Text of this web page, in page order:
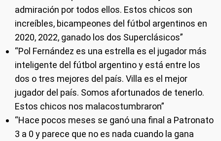
admiración por todos ellos. Estos chicos son
increíbles, bicampeones del fútbol argentinos en
2020, 2022, ganado los dos Superclásicos”
“Pol Fernández es una estrella es el jugador más
inteligente del fútbol argentino y está entre los
dos o tres mejores del país. Villa es el mejor
jugador del país. Somos afortunados de tenerlo.
Estos chicos nos malacostumbraron”
“Hace pocos meses se ganó una final a Patronato
3 a 0 y parece que no es nada cuando la gana